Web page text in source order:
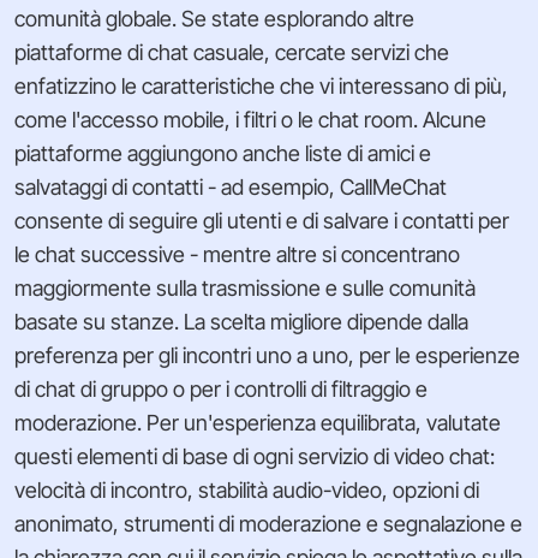
comunità globale. Se state esplorando altre
piattaforme di chat casuale, cercate servizi che
enfatizzino le caratteristiche che vi interessano di più,
come l'accesso mobile, i filtri o le chat room. Alcune
piattaforme aggiungono anche liste di amici e
salvataggi di contatti - ad esempio, CallMeChat
consente di seguire gli utenti e di salvare i contatti per
le chat successive - mentre altre si concentrano
maggiormente sulla trasmissione e sulle comunità
basate su stanze. La scelta migliore dipende dalla
preferenza per gli incontri uno a uno, per le esperienze
di chat di gruppo o per i controlli di filtraggio e
moderazione. Per un'esperienza equilibrata, valutate
questi elementi di base di ogni servizio di video chat:
velocità di incontro, stabilità audio-video, opzioni di
anonimato, strumenti di moderazione e segnalazione e